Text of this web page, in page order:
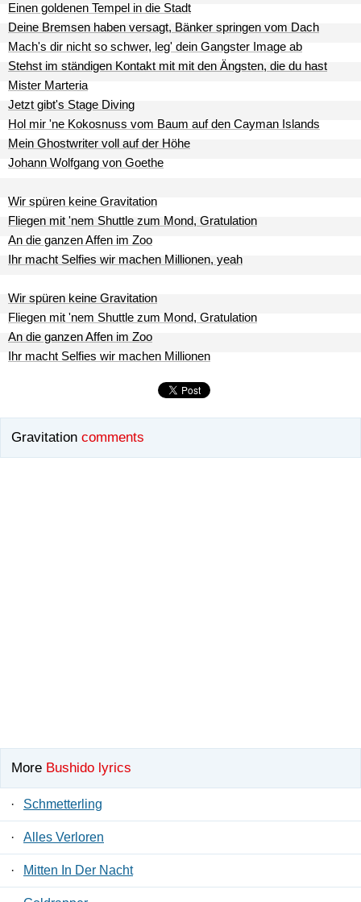
Einen goldenen Tempel in die Stadt
Deine Bremsen haben versagt, Bänker springen vom Dach
Mach's dir nicht so schwer, leg' dein Gangster Image ab
Stehst im ständigen Kontakt mit mit den Ängsten, die du hast
Mister Marteria
Jetzt gibt's Stage Diving
Hol mir 'ne Kokosnuss vom Baum auf den Cayman Islands
Mein Ghostwriter voll auf der Höhe
Johann Wolfgang von Goethe
Wir spüren keine Gravitation
Fliegen mit 'nem Shuttle zum Mond, Gratulation
An die ganzen Affen im Zoo
Ihr macht Selfies wir machen Millionen, yeah
Wir spüren keine Gravitation
Fliegen mit 'nem Shuttle zum Mond, Gratulation
An die ganzen Affen im Zoo
Ihr macht Selfies wir machen Millionen
Gravitation comments
More Bushido lyrics
· Schmetterling
· Alles Verloren
· Mitten In Der Nacht